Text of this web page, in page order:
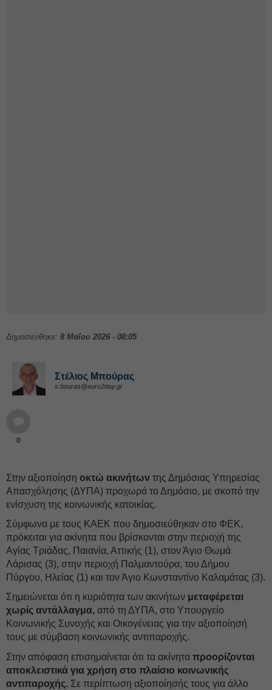
Δημοσιεύθηκε: 8 Μαΐου 2026 - 08:05
Στέλιος Μπούρας
s.bouras@euro2day.gr
0
Στην αξιοποίηση οκτώ ακινήτων της Δημόσιας Υπηρεσίας
Απασχόλησης (ΔΥΠΑ) προχωρά το Δημόσιο, με σκοπό την
ενίσχυση της κοινωνικής κατοικίας.
Σύμφωνα με τους ΚΑΕΚ που δημοσιεύθηκαν στο ΦΕΚ,
πρόκειται για ακίνητα που βρίσκονται στην περιοχή της
Αγίας Τριάδας, Παιανία, Αττικής (1), στον Άγιο Θωμά
Λάρισας (3), στην περιοχή Παλμαντούρα, του Δήμου
Πύργου, Ηλείας (1) και τον Άγιο Κωνσταντίνο Καλαμάτας (3).
Σημειώνεται ότι η κυριότητα των ακινήτων μεταφέρεται
χωρίς αντάλλαγμα, από τη ΔΥΠΑ, στο Υπουργείο
Κοινωνικής Συνοχής και Οικογένειας για την αξιοποίησή
τους με σύμβαση κοινωνικής αντιπαροχής.
Στην απόφαση επισημαίνεται ότι τα ακίνητα προορίζονται
αποκλειστικά για χρήση στο πλαίσιο κοινωνικής
αντιπαροχής. Σε περίπτωση αξιοποίησής τους για άλλο